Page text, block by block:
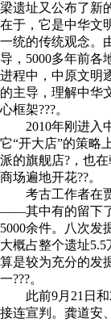
梁遗址又公布了新
在于，它是中华文
一统的传统观念。
导，5000多年前各
进程中，中原文明
的主导，理解中华
心框架???。
2010年刚进入中
它“开大店”的策略
派的旗舰店?，也
商场遍地开花??。
考古工作者在贾
——其中有的留下
5000余件。八次发
大概占整个遗址
算是较为充分的发
一???。
此前9月21日和
接连宣判。龚道安